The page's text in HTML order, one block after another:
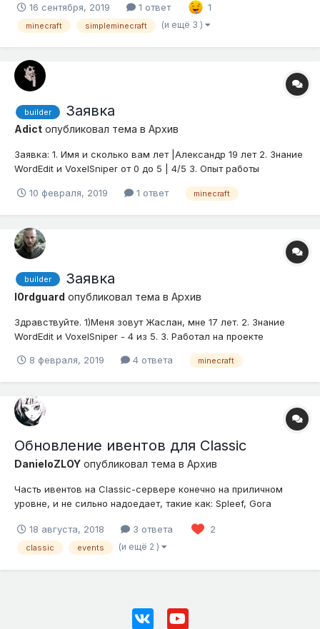
порадовал, fps стабильно держался между 50-70.
Модификации подобраны как нельзя лучше, нет ничего
16 сентября, 2019 1 ответ 1
minecraft simpleminecraft (и ещё 3 )
builder Заявка
Adict опубликовал тема в Архив
Заявка: 1. Имя и сколько вам лет |Александр 19 лет 2. Знание
WordEdit и VoxelSniper от 0 до 5 | 4/5 3. Опыт работы
(проект закрыт около 2 или 3 лет уже) 4. Сколько готовы
10 февраля, 2019 1 ответ minecraft
builder Заявка
l0rdguard опубликовал тема в Архив
Здравствуйте. 1)Меня зовут Жаслан, мне 17 лет. 2. Знание
WordEdit и VoxelSniper - 4 из 5. 3. Работал на проекте
DiscordTag#1751. 6. Скрины сделаны на вашем же проекте,
8 февраля, 2019 4 ответа minecraft
Обновление ивентов для Classic
DanieloZLOY опубликовал тема в Архив
Часть ивентов на Classic-сервере конечно на приличном
уровне, и не сильно надоедает, такие как: Spleef, Gora
однообразны и не подходят как для еженедельных или т.п., и
я считаю, что они крайне плохи. Еженедельными ивентами
18 августа, 2018 3 ответа 2
classic events (и ещё 2 )